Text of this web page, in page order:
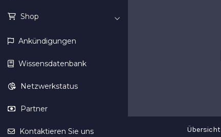
Shop
Ankündigungen
Wissensdatenbank
Netzwerkstatus
Partner
Kontaktieren Sie uns Übersicht